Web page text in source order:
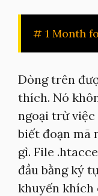
# 1 Month
Dòng trên
thích. Nó
ngoại trừ
biết đoạn mã
gì. File
đầu bằng ký
khuyến khích